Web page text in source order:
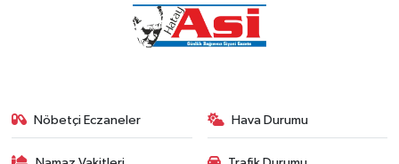
Nöbetçi Eczaneler Hava Durumu